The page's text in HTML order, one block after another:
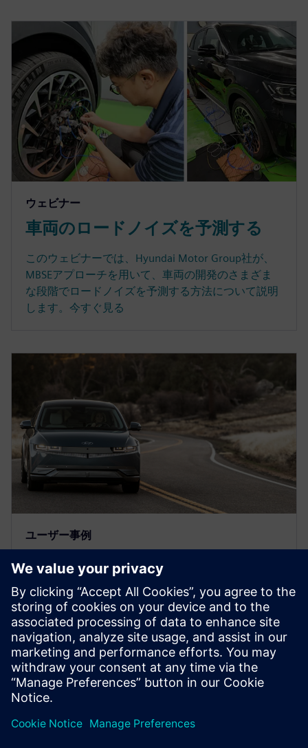
ウェビナー
車両のロードノイズを予測する
このウェビナーでは、Hyundai Motor Group社が、
MBSEアプローチを用いて、車両の開発のさまざま
な段階でロードノイズを予測する方法について説明
します。今すぐ見る
ユーザー事例
モデルベース・システムズ・エン
ジニアリングを使った新たな仮想
アプローチで振動・騒音に対処
シミュレーションとテストを組み合わせたSimcenter
を使ってデジタルツインを構築した現代自動車グル
ープ